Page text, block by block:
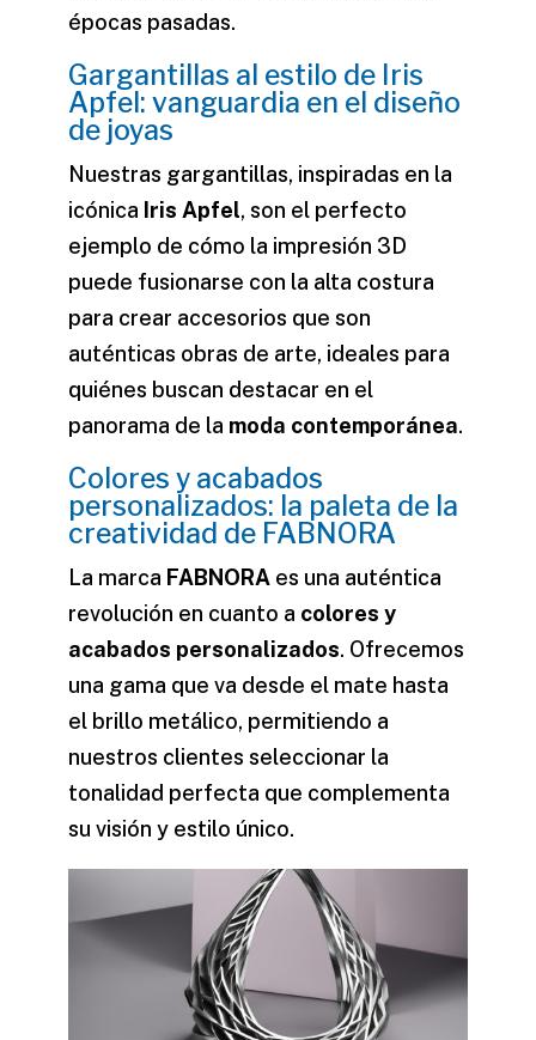
épocas pasadas.
Gargantillas al estilo de Iris
Apfel: vanguardia en el diseño
de joyas
Nuestras gargantillas, inspiradas en la
icónica Iris Apfel, son el perfecto
ejemplo de cómo la impresión 3D
puede fusionarse con la alta costura
para crear accesorios que son
auténticas obras de arte, ideales para
quiénes buscan destacar en el
panorama de la moda contemporánea.
Colores y acabados
personalizados: la paleta de la
creatividad de FABNORA
La marca FABNORA es una auténtica
revolución en cuanto a colores y
acabados personalizados. Ofrecemos
una gama que va desde el mate hasta
el brillo metálico, permitiendo a
nuestros clientes seleccionar la
tonalidad perfecta que complementa
su visión y estilo único.